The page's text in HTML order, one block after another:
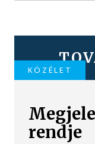
KÖZÉLET
rendje